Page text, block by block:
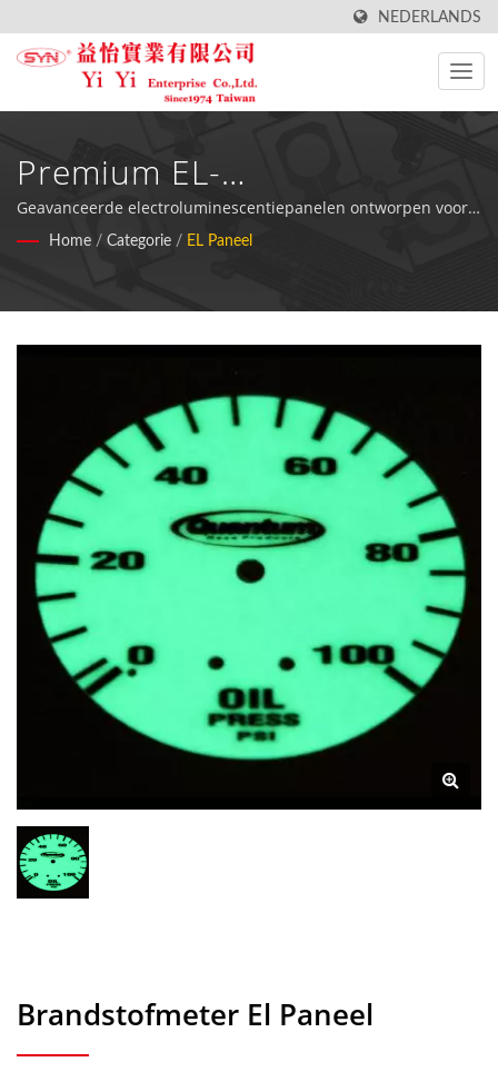
NEDERLANDS
Premium EL-
Paneeloplossingen Voor
Automotive En Industriële
Toepassingen
Geavanceerde electroluminescentiepanelen ontworpen voor
brandstofmeters, schoonheidsapparatuur en industriële
Home / Categorie / EL Paneel
Brandstofmeter El Paneel